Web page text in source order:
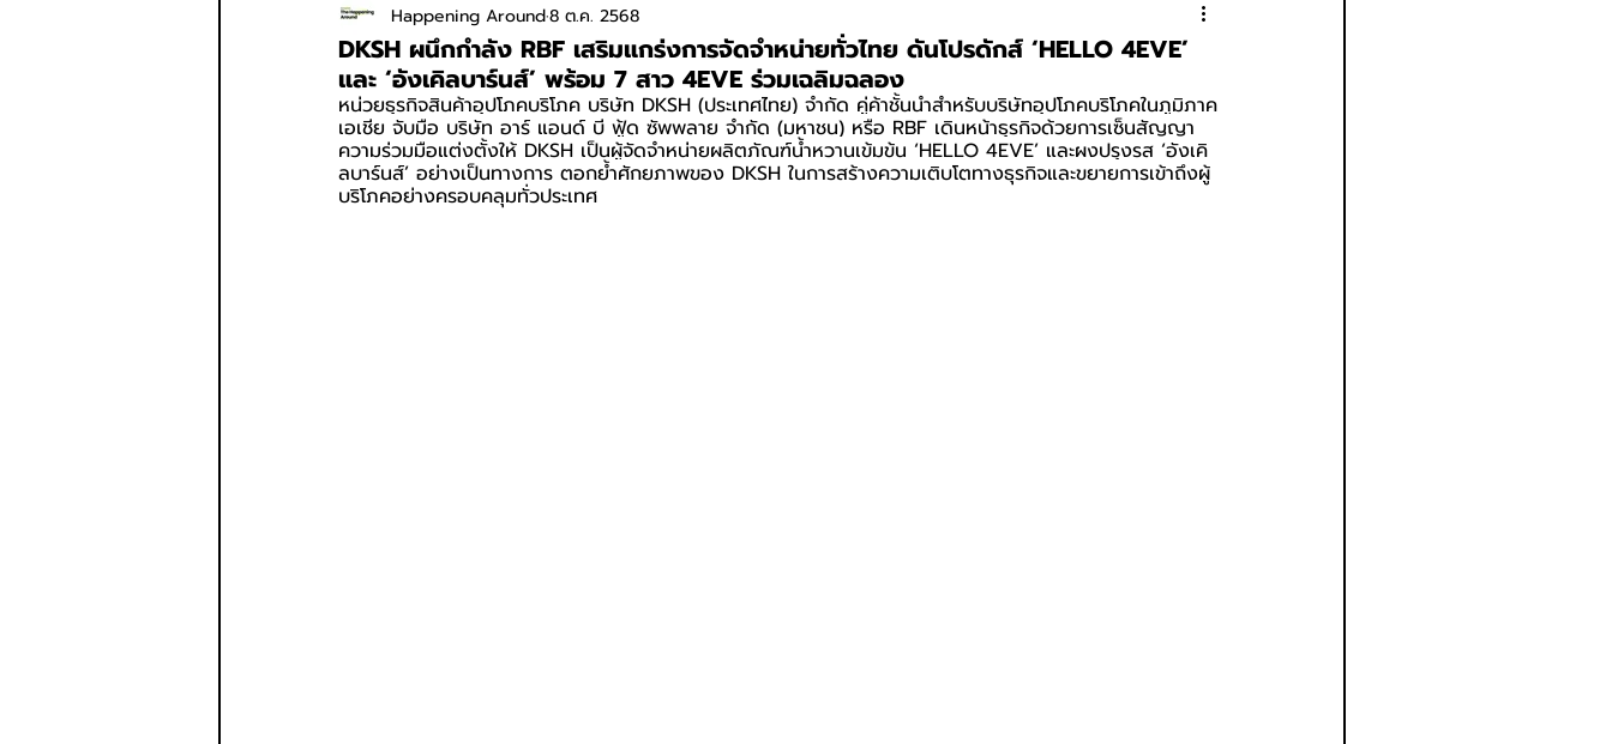
ENTERTAINMENT HEALTH EDUCATION
SPOTLIGHT TRY
DKSH ผนึกกำลัง RBF เสริมแกร่งการจัดจำหน่ายทั่วไทย ดันโปรดักส์ ‘HELLO 4EVE’
และ ‘อังเคิลบาร์นส์’ พร้อม 7 สาว 4EVE ร่วมเฉลิมฉลอง
Happening Around8 ต.ค. 2568
หน่วยธุรกิจสินค้าอุปโภคบริโภค บริษัท DKSH (ประเทศไทย) จำกัด คู่ค้าชั้นนำสำหรับบริษัทอุปโภคบริโภคในภูมิภาค
เอเชีย จับมือ บริษัท อาร์ แอนด์ บี ฟู้ด ซัพพลาย จำกัด (มหาชน) หรือ RBF เดินหน้าธุรกิจด้วยการเซ็นสัญญา
ความร่วมมือแต่งตั้งให้ DKSH เป็นผู้จัดจำหน่ายผลิตภัณฑ์น้ำหวานเข้มข้น ‘HELLO 4EVE’ และผงปรุงรส ‘อังเคิ
ลบาร์นส์’ อย่างเป็นทางการ ตอกย้ำศักยภาพของ DKSH ในการสร้างความเติบโตทางธุรกิจและขยายการเข้าถึงผู้
บริโภคอย่างครอบคลุมทั่วประเทศ